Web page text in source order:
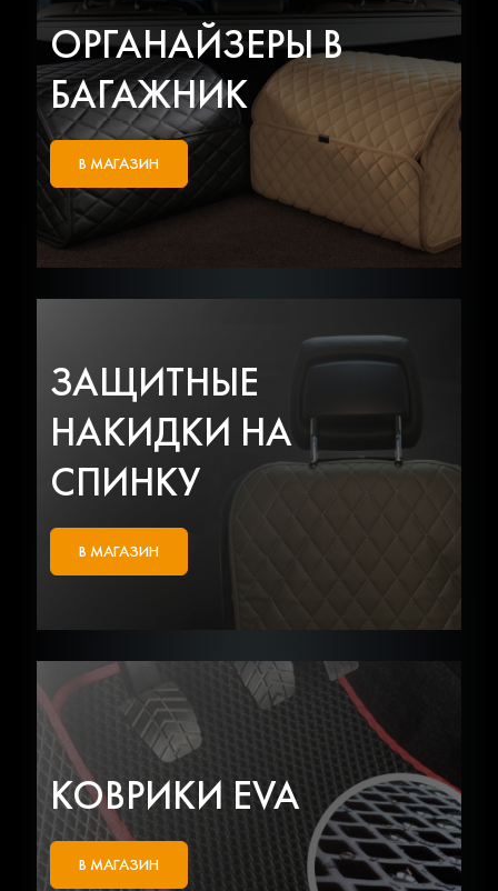
ОРГАНАЙЗЕРЫ В
БАГАЖНИК
В МАГАЗИН
ЗАЩИТНЫЕ
НАКИДКИ НА
СПИНКУ
В МАГАЗИН
КОВРИКИ EVA
В МАГАЗИН